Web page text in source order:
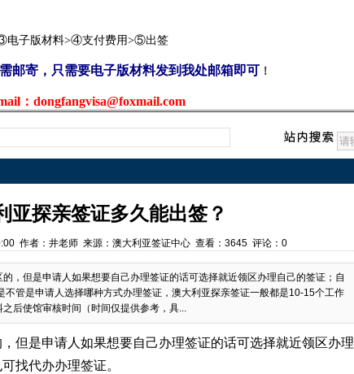
>③电子版材料>④支付费用>⑤出签
邮寄，只需要电子版材料发到我处邮箱即可 ！
：dongfangvisa@foxmail.com
亚探亲签证多久能出签？
作者：井老师 来源：澳大利亚签证中心 查看：3645 评论：0
，但是申请人如果想要自己办理签证的话可选择就近领区办理自己的签证；自
不管是申请人选择哪种方式办理签证，澳大利亚探亲签证一般都是10-15个工作
后使馆审核时间（时间仅提供参考，具...
但是申请人如果想要自己办理签证的话可选择就近领区办理
找代办办理签证。